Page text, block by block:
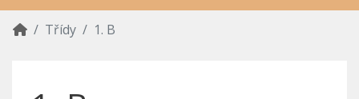
Třídy 1. B